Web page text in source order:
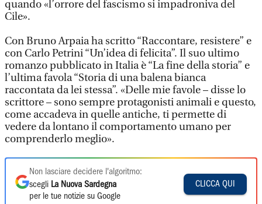
quando «l’orrore del fascismo si impadroniva del
Cile».
Con Bruno Arpaia ha scritto “Raccontare, resistere” e
con Carlo Petrini “Un’idea di felicita”. Il suo ultimo
romanzo pubblicato in Italia è “La fine della storia” e
l’ultima favola “Storia di una balena bianca
raccontata da lei stessa”. «Delle mie favole – disse lo
scrittore – sono sempre protagonisti animali e questo,
come accadeva in quelle antiche, ti permette di
vedere da lontano il comportamento umano per
comprenderlo meglio».
Non lasciare decidere l'algoritmo:
scegli La Nuova Sardegna
per le tue notizie su Google
CLICCA QUI